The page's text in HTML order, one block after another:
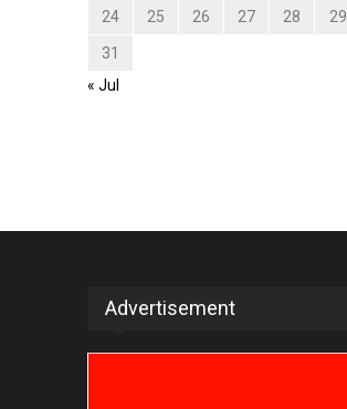
24 25 26 27 28 29
31
« Jul
Advertisement